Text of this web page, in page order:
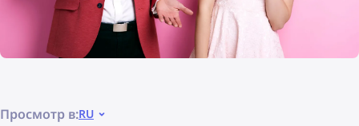
Просмотр в:RU